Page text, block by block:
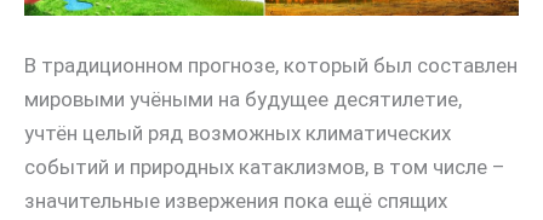
В традиционном прогнозе, который был составлен
мировыми учёными на будущее десятилетие,
учтён целый ряд возможных климатических
событий и природных катаклизмов, в том числе –
значительные извержения пока ещё спящих